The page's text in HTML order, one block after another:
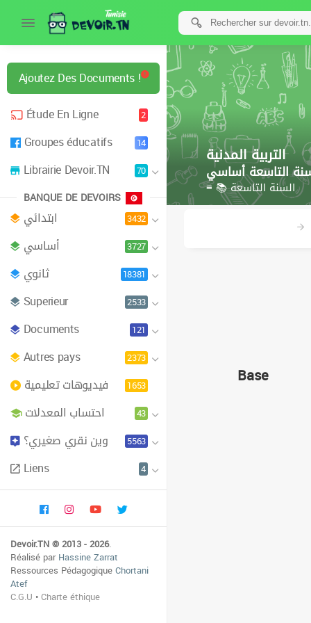
Ajoutez Des Documents !
Étude En Ligne
2
Groupes éducatifs 14
Librairie Devoir.TN 70
BANQUE DE DEVOIRS
ابتدائي 3432
أساسي 3727
ثانوي 18381
Superieur 2533
Documents 121
Autres pays 2373
فيديوهات تعليمية 1653
احتساب المعدلات 43
وين نقري صغيري؟ 5563
Liens 4
Devoir.TN © 2013 - 2026.
Réalisé parHassine Zarrat
Ressources PédagogiqueChortani
Atef
C.G.U •Charte éthique
التربية المدنية
التاسعة أساسي
≡ 📚 السنة التاسعة
Base